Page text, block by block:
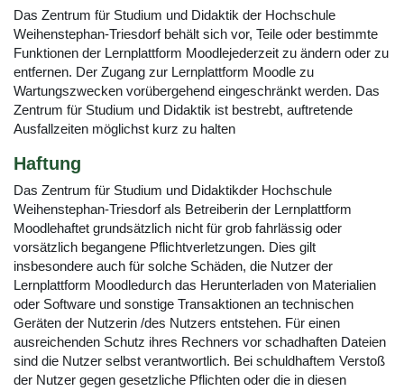
Das Zentrum für Studium und Didaktik der Hochschule
Weihenstephan-Triesdorf behält sich vor, Teile oder bestimmte
Funktionen der Lernplattform Moodlejederzeit zu ändern oder zu
entfernen. Der Zugang zur Lernplattform Moodle zu
Wartungszwecken vorübergehend eingeschränkt werden. Das
Zentrum für Studium und Didaktik ist bestrebt, auftretende
Ausfallzeiten möglichst kurz zu halten
Haftung
Das Zentrum für Studium und Didaktikder Hochschule
Weihenstephan-Triesdorf als Betreiberin der Lernplattform
Moodlehaftet grundsätzlich nicht für grob fahrlässig oder
vorsätzlich begangene Pflichtverletzungen. Dies gilt
insbesondere auch für solche Schäden, die Nutzer der
Lernplattform Moodledurch das Herunterladen von Materialien
oder Software und sonstige Transaktionen an technischen
Geräten der Nutzerin /des Nutzers entstehen. Für einen
ausreichenden Schutz ihres Rechners vor schadhaften Dateien
sind die Nutzer selbst verantwortlich. Bei schuldhaftem Verstoß
der Nutzer gegen gesetzliche Pflichten oder die in diesen